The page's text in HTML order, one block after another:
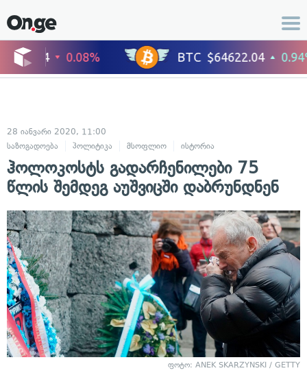
28 იანვარი 2020, 11:00
საზოგადოება
პოლიტიკა მსოფლიო ისტორია
ჰოლოკოსტს გადარჩენილები 75
წლის შემდეგ აუშვიცში დაბრუნდნენ
ფოტო: ANEK SKARZYNSKI / GETTY